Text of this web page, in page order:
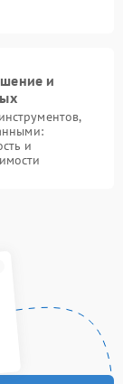
и
и